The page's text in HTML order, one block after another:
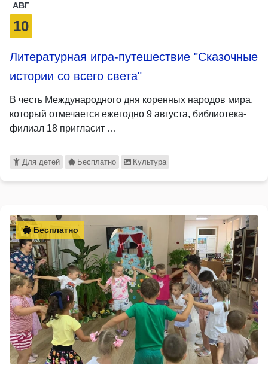
АВГ
10
Литературная игра-путешествие "Сказочные
истории со всего света"
В честь Международного дня коренных народов мира,
который отмечается ежегодно 9 августа, библиотека-
филиал 18 пригласит …
Для детей Бесплатно Культура
Бесплатно